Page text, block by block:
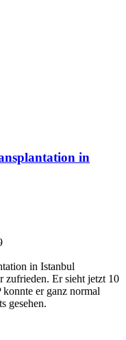
in
in Istanbul
zufrieden. Er sieht jetzt 10
konnte er ganz normal
gesehen.